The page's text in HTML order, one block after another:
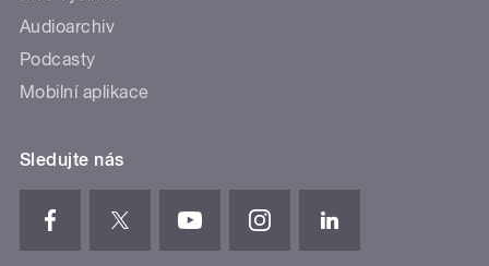
Audioarchiv
Podcasty
Mobilní aplikace
Sledujte nás